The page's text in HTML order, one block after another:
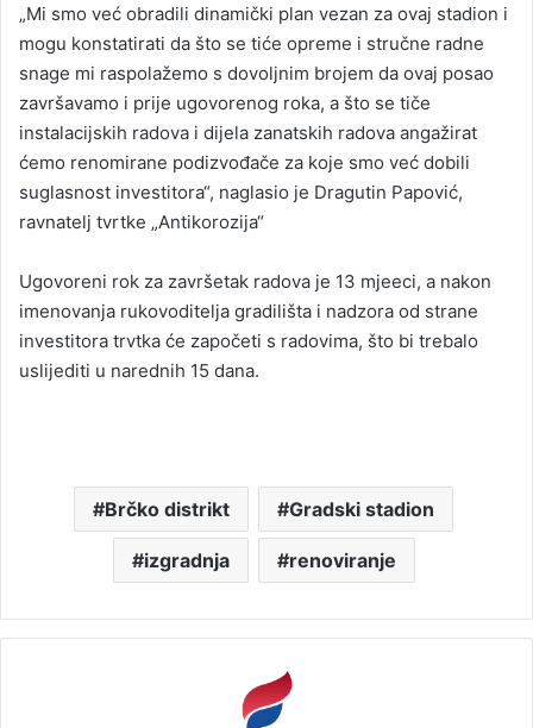
„Mi smo već obradili dinamički plan vezan za ovaj stadion i
mogu konstatirati da što se tiće opreme i stručne radne
snage mi raspolažemo s dovoljnim brojem da ovaj posao
završavamo i prije ugovorenog roka, a što se tiče
instalacijskih radova i dijela zanatskih radova angažirat
ćemo renomirane podizvođače za koje smo već dobili
suglasnost investitora“, naglasio je Dragutin Papović,
ravnatelj tvrtke „Antikorozija“
Ugovoreni rok za završetak radova je 13 mjeeci, a nakon
imenovanja rukovoditelja gradilišta i nadzora od strane
investitora trvtka će započeti s radovima, što bi trebalo
uslijediti u narednih 15 dana.
Brčko distrikt Gradski stadion
izgradnja renoviranje